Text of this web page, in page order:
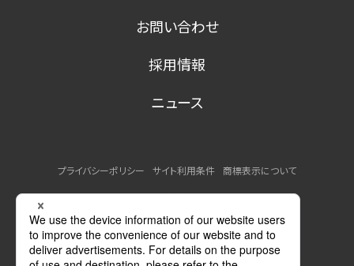
お問い合わせ
採用情報
ニュース
プライバシーポリシー サイト利用条件
商標表示について
MSDSの提供について